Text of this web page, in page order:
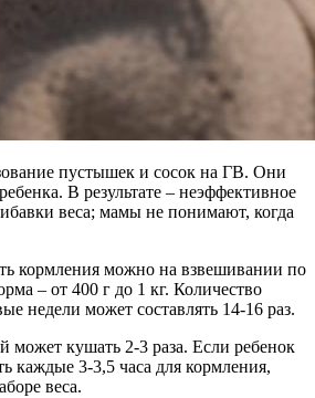
пустышек и сосок на ГВ. Они
В результате – неэффективное
веса; мамы не понимают, когда
кормления можно на взвешивании по
– от 400 г до 1 кг. Количество
недели может составлять 14-16 раз.
кушать 2-3 раза. Если ребенок
каждые 3-3,5 часа для кормления,
веса.